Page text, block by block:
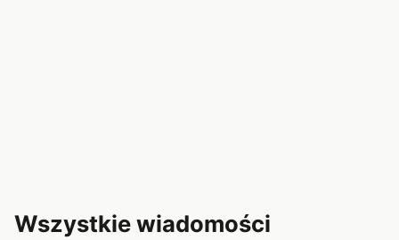
Wszystkie wiadomości